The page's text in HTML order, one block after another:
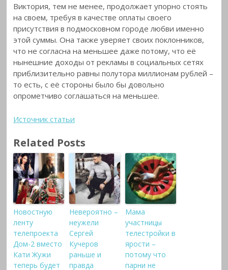
Виктория, тем не менее, продолжает упорно стоять
на своем, требуя в качестве оплаты своего
присутствия в подмосковном городе любви именно
этой суммы. Она также уверяет своих поклонников,
что не согласна на меньшее даже потому, что её
нынешние доходы от рекламы в социальных сетях
приблизительно равны полутора миллионам рублей –
то есть, с её стороны было бы довольно
опрометчиво соглашаться на меньшее.
Источник статьи
Related Posts
Новостную
ленту
телепроекта
Дом-2 вместо
Кати Жужи
теперь будет
Невероятно –
неужели
Сергей
Кучеров
раньше и
правда
Мама
участницы
телестройки в
ярости –
потому что
парни не